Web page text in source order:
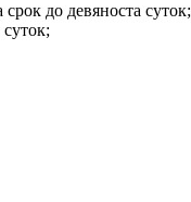
до девяноста суток;